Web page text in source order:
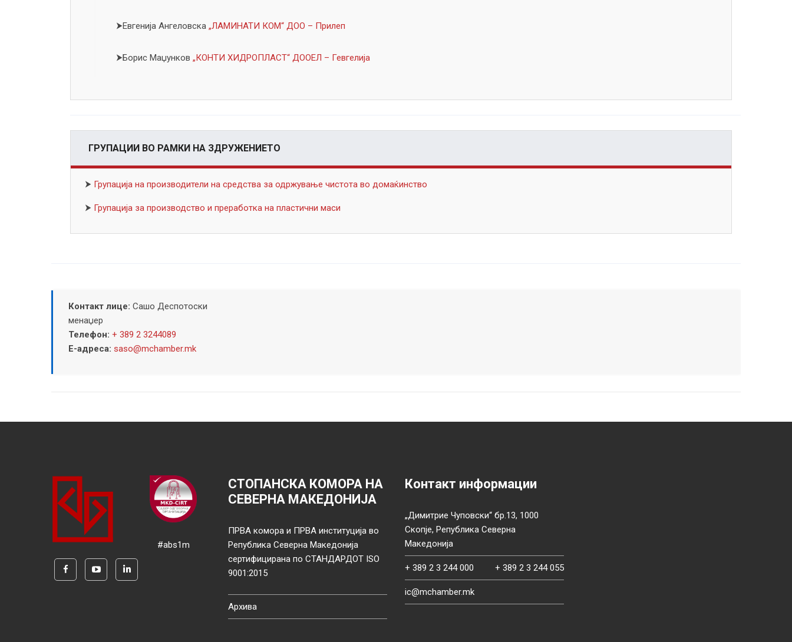
⮞Евгенија Ангеловска „ЛАМИНАТИ КОМ“ ДОО – Прилеп
⮞Борис Маџунков „КОНТИ ХИДРОПЛАСТ“ ДООЕЛ – Гевгелија
ГРУПАЦИИ ВО РАМКИ НА ЗДРУЖЕНИЕТО
⮞ Групација на производители на средства за одржување чистота во домаќинство
⮞ Групација за производство и преработка на пластични маси
Контакт лице: Сашо Деспотоски
менаџер
Телефон: + 389 2 3244089
Е-адреса: saso@mchamber.mk
#abs1m
СТОПАНСКА КОМОРА НА
СЕВЕРНА МАКЕДОНИЈА
ПРВА комора и ПРВА институција во
Република Северна Македонија
сертифицирана по СТАНДАРДОТ ISO
9001:2015
Архива
Контакт информации
„Димитрие Чуповски“ бр.13, 1000
Скопје, Република Северна
Македонија
+ 389 2 3 244 000 + 389 2 3 244 055
ic@mchamber.mk